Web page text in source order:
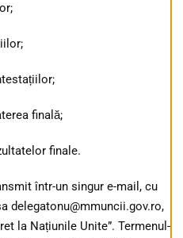
finală;
finale.
într-un singur e-mail, cu
delegatonu@mmuncii.gov.ro,
la Națiunile Unite”. Termenul-